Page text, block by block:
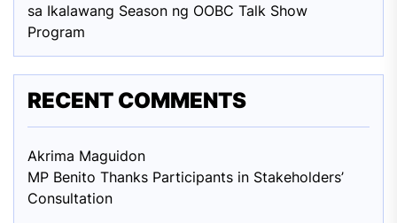
sa Ikalawang Season ng OOBC Talk Show
Program
RECENT COMMENTS
Akrima Maguidon
MP Benito Thanks Participants in Stakeholders’
Consultation